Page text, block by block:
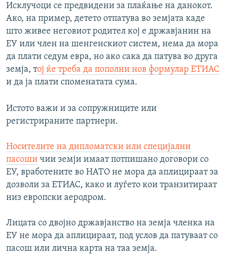
Исклучоци се предвидени за плаќање на данокот.
Ако, на пример, детето отпатува во земјата каде
што живее неговиот родител кој е државјанин на
ЕУ или член на шенгенскиот систем, нема да мора
да плати седум евра, но ако сака да патува во друга
земја, тој ќе треба да пополни нов формулар ЕТИАС
и да ја плати споменатата сума.
Истото важи и за сопружниците или
регистрираните партнери.
Носителите на дипломатски или специјални
пасоши чии земји имаат потпишано договори со
ЕУ, вработените во НАТО не мора да аплицираат за
дозволи за ЕТИАС, како и луѓето кои транзитираат
низ европски аеродром.
Лицата со двојно државјанство на земја членка на
ЕУ не мора да аплицираат, под услов да патуваат со
пасош или лична карта на таа земја.